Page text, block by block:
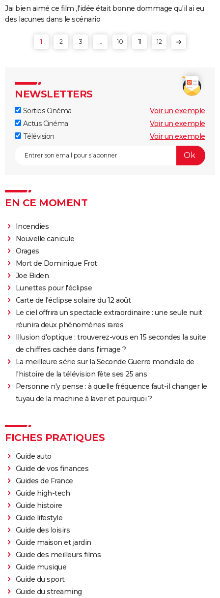
Jai bien aimé ce film ,l'idée était bonne dommage qu'il ai eu
des lacunes dans le scénario
1 2 3 10 11 12
NEWSLETTERS
Sorties Cinéma
Voir un exemple
Actus Cinéma
Voir un exemple
Télévision
Voir un exemple
EN CE MOMENT
Incendies
Nouvelle canicule
Orages
Mort de Dominique Frot
Joe Biden
Lunettes pour l'éclipse
Carte de l'éclipse solaire du 12 août
Le ciel offrira un spectacle extraordinaire : une seule nuit
réunira deux phénomènes rares
Illusion d'optique : trouverez-vous en 15 secondes la suite
de chiffres cachée dans l'image ?
La meilleure série sur la Seconde Guerre mondiale de
l'histoire de la télévision fête ses 25 ans
Personne n'y pense : à quelle fréquence faut-il changer le
tuyau de la machine à laver et pourquoi ?
FICHES PRATIQUES
Guide auto
Guide de vos finances
Guides de France
Guide high-tech
Guide histoire
Guide lifestyle
Guide des loisirs
Guide maison et jardin
Guide des meilleurs films
Guide musique
Guide du sport
Guide du streaming